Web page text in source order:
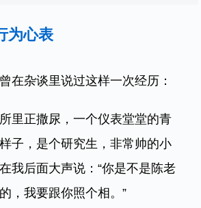
为心表
在杂谈里说过这样一次经历：
里正撒尿，一个仪表堂堂的青
子，是个研究生，非常帅的小
我后面大声说：“你是不是陈老
，我要跟你照个相。”